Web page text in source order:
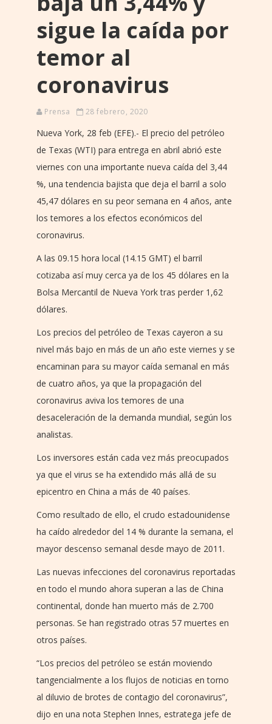
sigue la caída por
temor al
coronavirus
Prensa 28 febrero, 2020
Nueva York, 28 feb (EFE).- El precio del petróleo
de Texas (WTI) para entrega en abril abrió este
viernes con una importante nueva caída del 3,44
%, una tendencia bajista que deja el barril a solo
45,47 dólares en su peor semana en 4 años, ante
los temores a los efectos económicos del
coronavirus.
A las 09.15 hora local (14.15 GMT) el barril
cotizaba así muy cerca ya de los 45 dólares en la
Bolsa Mercantil de Nueva York tras perder 1,62
dólares.
Los precios del petróleo de Texas cayeron a su
nivel más bajo en más de un año este viernes y se
encaminan para su mayor caída semanal en más
de cuatro años, ya que la propagación del
coronavirus aviva los temores de una
desaceleración de la demanda mundial, según los
analistas.
Los inversores están cada vez más preocupados
ya que el virus se ha extendido más allá de su
epicentro en China a más de 40 países.
Como resultado de ello, el crudo estadounidense
ha caído alrededor del 14 % durante la semana, el
mayor descenso semanal desde mayo de 2011.
Las nuevas infecciones del coronavirus reportadas
en todo el mundo ahora superan a las de China
continental, donde han muerto más de 2.700
personas. Se han registrado otras 57 muertes en
otros países.
“Los precios del petróleo se están moviendo
tangencialmente a los flujos de noticias en torno
al diluvio de brotes de contagio del coronavirus”,
dijo en una nota Stephen Innes, estratega jefe de